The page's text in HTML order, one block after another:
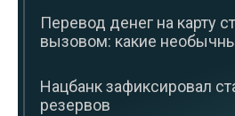
Перевод денег на карту
вызовом: какие
Нацбанк зафиксировал
резервов